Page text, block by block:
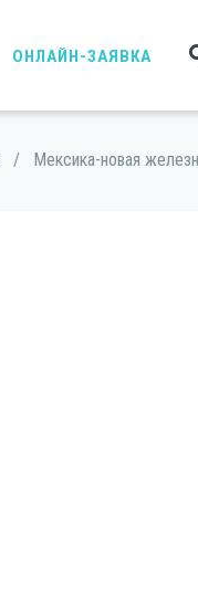
ОНЛАЙН-ЗАЯВКА
/ Мексика-новая